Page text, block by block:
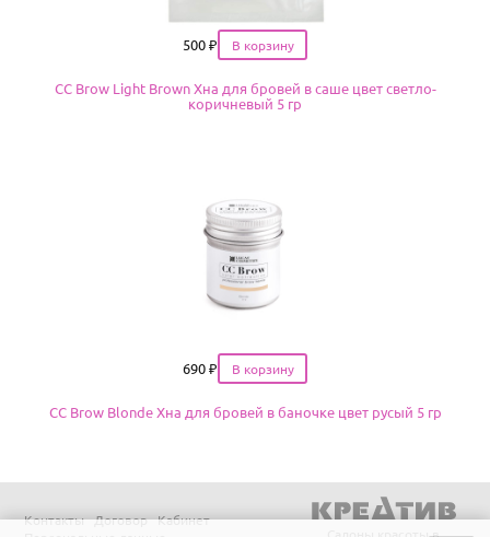
Цена
500 ₽
CC Brow Light Brown Хна для бровей в саше цвет светло-
коричневый 5 гр
Цена
690 ₽
CC Brow Blonde Хна для бровей в баночке цвет русый 5 гр
Контакты Договор Кабинет